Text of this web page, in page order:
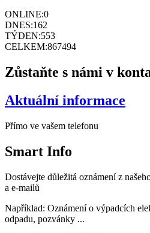
ONLINE:0
DNES:162
TÝDEN:553
CELKEM:867494
Zůstaňte s námi v
Aktuální informace
Přímo ve vašem telefonu
Smart Info
Dostávejte důležitá oznámení z
a e-mailů
Například: Oznámení o výpadcích
odpadu, pozvánky ...